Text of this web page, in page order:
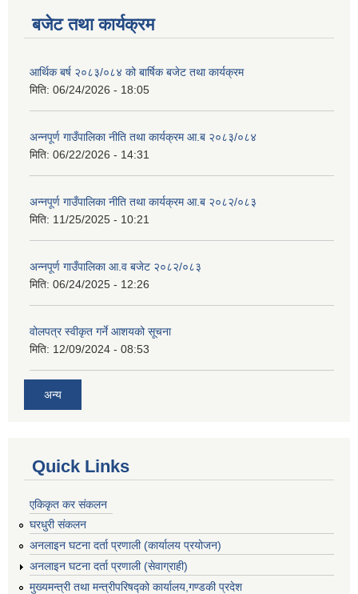
बजेट तथा कार्यक्रम
आर्थिक बर्ष २०८३/०८४ को बार्षिक बजेट तथा कार्यक्रम
मिति: 06/24/2026 - 18:05
अन्नपूर्ण गाउँपालिका नीति तथा कार्यक्रम आ.ब २०८३/०८४
मिति: 06/22/2026 - 14:31
अन्नपूर्ण गाउँपालिका नीति तथा कार्यक्रम आ.ब २०८२/०८३
मिति: 11/25/2025 - 10:21
अन्नपूर्ण गाउँपालिका आ.व बजेट २०८२/०८३
मिति: 06/24/2025 - 12:26
वोलपत्र स्वीकृत गर्ने आशयको सूचना
मिति: 12/09/2024 - 08:53
अन्य
Quick Links
एकिकृत कर संकलन
घरधुरी संकलन
अनलाइन घटना दर्ता प्रणाली (कार्यालय प्रयोजन)
अनलाइन घटना दर्ता प्रणाली (सेवाग्राही)
मुख्यमन्त्री तथा मन्त्रीपरिषद्को कार्यालय,गण्डकी प्रदेश